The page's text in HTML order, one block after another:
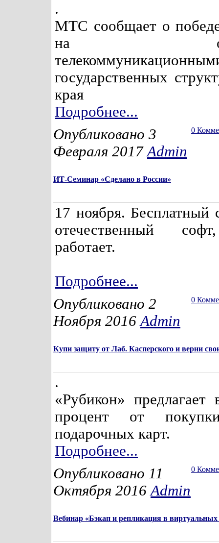
.
МТС сообщает о
на
государственных
края
Подробнее...
0
Опубликовано 3
Февраля 2017Admin
ИТ-Семинар «Сделано в России»
17 ноября. Бесплатный
отечественный
работает.
Подробнее...
0
Опубликовано 2
Ноября 2016Admin
Купи защиту от Лаб. Касперского и верни
.
«Рубикон» предлагает
процент от
подарочных карт.
Подробнее...
0
Опубликовано 11
Октября 2016Admin
Вебинар «Бэкап и репликация в виртуальных